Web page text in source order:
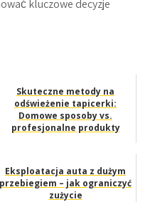
kluczowe decyzje
Skuteczne metody na
odświeżenie tapicerki:
Domowe sposoby vs.
profesjonalne produkty
Eksploatacja auta z dużym
przebiegiem – jak ograniczyć
zużycie